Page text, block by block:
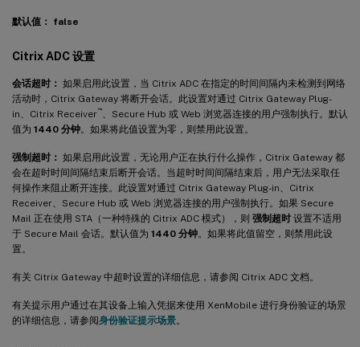
默认值： false
Citrix ADC 设置
会话超时： 如果启用此设置，当 Citrix ADC 在指定的时间间隔内未检测到网络
活动时，Citrix Gateway 将断开会话。此设置对通过 Citrix Gateway Plug-
in、Citrix Receiver™
、Secure Hub 或 Web 浏览器连接的用户强制执行。默认
值为 1440 分钟。如果将此值设置为零，则禁用此设置。
强制超时： 如果启用此设置，无论用户正在执行什么操作，Citrix Gateway 都
会在超时时间间隔结束后断开会话。当超时时间间隔结束后，用户无法采取任
何操作来阻止断开连接。此设置对通过 Citrix Gateway Plug-in、Citrix
Receiver、Secure Hub 或 Web 浏览器连接的用户强制执行。如果 Secure
Mail 正在使用 STA（一种特殊的 Citrix ADC 模式），则 强制超时 设置不适用
于 Secure Mail 会话。默认值为 1440 分钟。如果将此值留空，则禁用此设
置。
有关 Citrix Gateway 中超时设置的详细信息，请参阅 Citrix ADC 文档。
有关提示用户通过在其设备上输入凭据来使用 XenMobile 进行身份验证的场景
的详细信息，请参阅身份验证提示场景。